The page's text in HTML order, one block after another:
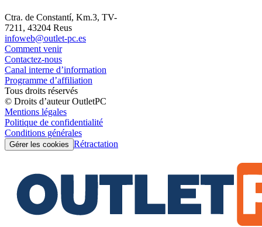
Ctra. de Constantí, Km.3, TV-
7211, 43204 Reus
infoweb@outlet-pc.es
Comment venir
Contactez-nous
Canal interne d’information
Programme d’affiliation
Tous droits réservés
© Droits d’auteur OutletPC
Mentions légales
Politique de confidentialité
Conditions générales
Gérer les cookies Rétractation